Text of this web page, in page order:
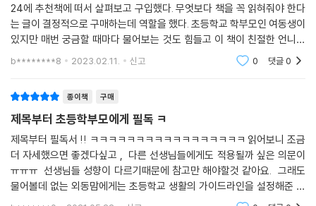
PART 3 학부모가 가장 알고 싶어 하는 학년별 준비와 방학 활용법
- 슬기로운 1학년 준비
- 슬기로운 3학년 준비
- 슬기로운 4학년 준비
- 슬기로운 5학년 준비
- 슬기로운 6학년 준비
Chapter 2 방학은 어떻게 보내야 할까요?
- 슬기로운 1~2학년 여름방학 보내기
24에 추천책에 떠서 살펴보고 구입했다. 무엇보다 책을 꼭 읽혀줘야 한다
는 글이 결정적으로 구매하는데 역할을 했다. 초등학교 학부모인 여동생이
있지만 매번 궁금할 때마다 물어보는 것도 힘들고 이 책이 친절한 언니처
럼 모든것이 잘 설명 돼있어서 궁금한 부분을 살펴보고 도움 받을 수 있어
b********8 2023.02.11. 신고 0 댓글0
종이책 구매
제목부터 초등학부모에게 필독 ㅋ
제목부터 필독서 !! ㅋㅋㅋㅋㅋㅋㅋㅋㅋㅋㅋㅋㅋㅋㅋㅋㅋ 읽어보니 조금
더 자세했으면 좋겠다싶고 , 다른 선생님들에게도 적용될까 싶은 의문이
ㅠㅠㅠ 선생님들 성향이 다르기때문에 참고만 해야할것 같아요. 그래도
물어볼데 없는 외동맘에게는 초등학교 생활의 가이드라인을 설정해준 책
같아서 감사하게 읽었습니다. 앞으로도 좋은책 기대 할께요 ^^